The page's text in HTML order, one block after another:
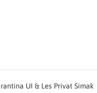
UI & Les Privat Simak